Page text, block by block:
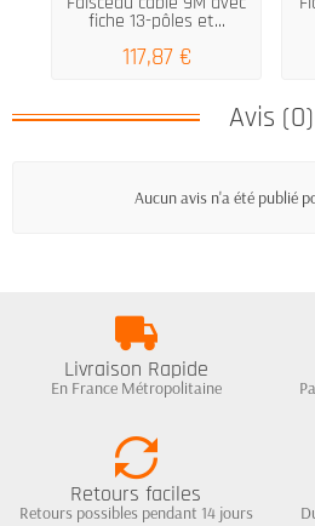
fiche 13-pôles et...
117,87 €
Avis (0)
Aucun avis n'a été publié
Livraison Rapide
En France Métropolitaine
Retours faciles
Retours possibles pendant 14 jours